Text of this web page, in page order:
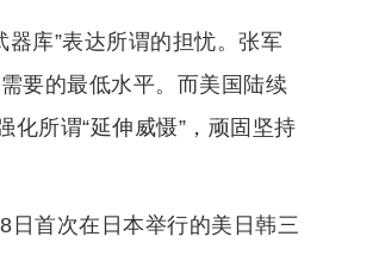
库”表达所谓的担忧。张军
要的最低水平。而美国陆续
化所谓“延伸威慑”，顽固坚持
日首次在日本举行的美日韩三